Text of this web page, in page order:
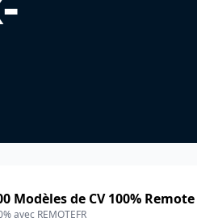
Modèles de CV 100% Remote
avec REMOTEFR